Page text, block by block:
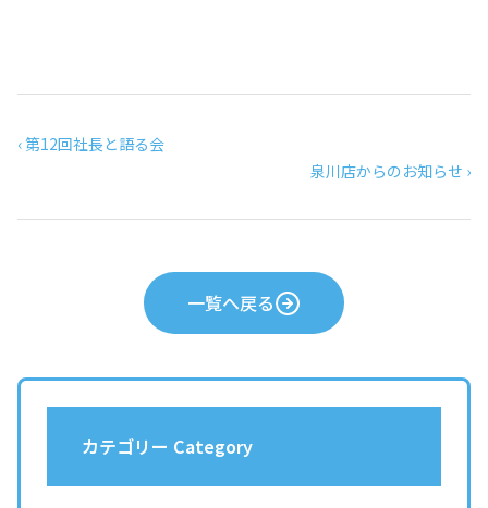
‹ 第12回社長と語る会
泉川店からのお知らせ ›
一覧へ戻る
カテゴリー Category